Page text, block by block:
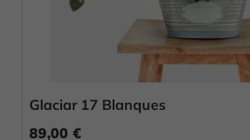
Glaciar 17 Blanques
89,00 €